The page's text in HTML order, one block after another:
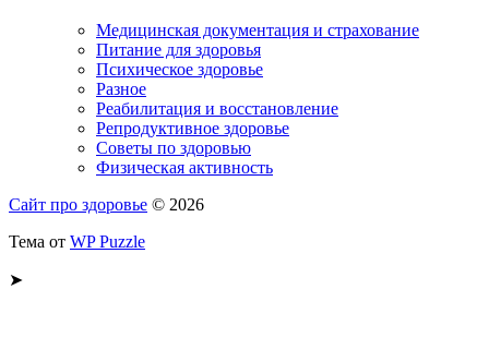
Медицинская документация и страхование
Питание для здоровья
Психическое здоровье
Разное
Реабилитация и восстановление
Репродуктивное здоровье
Советы по здоровью
Физическая активность
Сайт про здоровье © 2026
Тема от WP Puzzle
➤